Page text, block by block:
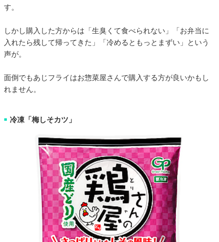
す。
しかし購入した方からは「生臭くて食べられない」「お弁当に
入れたら残して帰ってきた」「冷めるともっとまずい」という
声が。
面倒でもあじフライはお惣菜屋さんで購入する方が良いかもし
れません。
■ 冷凍「梅しそカツ」